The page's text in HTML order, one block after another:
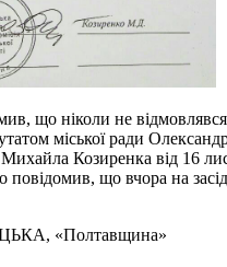
що ніколи не
міської ради
Козиренка від 16
що вчора на
, «Полтавщина»